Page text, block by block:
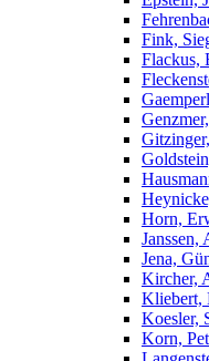
Fink,
Flackus,
Horn,
Janssen,
Jena,
Kircher,
Kliebert,
Koesler,
Korn,